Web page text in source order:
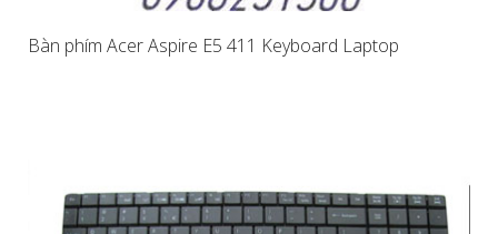
Bàn phím Acer Aspire E5 411 Keyboard Laptop